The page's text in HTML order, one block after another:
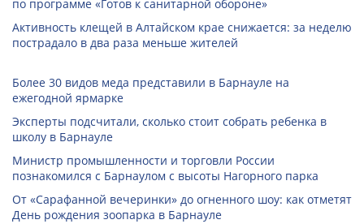
по программе «Готов к санитарной обороне»
Активность клещей в Алтайском крае снижается: за неделю
пострадало в два раза меньше жителей
Более 30 видов меда представили в Барнауле на
ежегодной ярмарке
Эксперты подсчитали, сколько стоит собрать ребенка в
школу в Барнауле
Министр промышленности и торговли России
познакомился с Барнаулом с высоты Нагорного парка
От «Сарафанной вечеринки» до огненного шоу: как отметят
День рождения зоопарка в Барнауле